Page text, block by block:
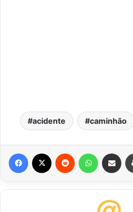
acidente caminhão
Facebook Reddit WhatsAppCompartilhar via e-mail